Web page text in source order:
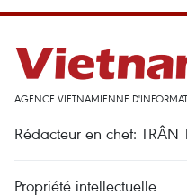
AGENCE VIETNAMIENNE
Rédacteur en chef: TRÂN
Propriété intellectuelle